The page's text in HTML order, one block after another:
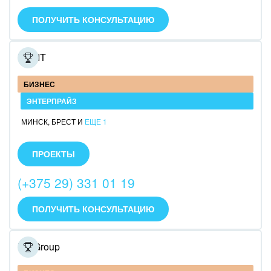
ПОЛУЧИТЬ КОНСУЛЬТАЦИЮ
NewIT
БИЗНЕС
ЭНТЕРПРАЙЗ
МИНСК, БРЕСТ И ЕЩЕ 1
1С-Битрикс более 12 лет
Мы оказываем полный спектр услуг: от внедрения,
разработки собственных решений до обучения и
поддержки.
В штате 12 аттестованных разработчиков
ПРОЕКТЫ
(+375 29) 331 01 19
ПОЛУЧИТЬ КОНСУЛЬТАЦИЮ
MITGroup